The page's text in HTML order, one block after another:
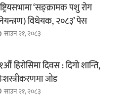
‘सङ्क्रामक पशु रोग
विधेयक, २०८३’ पेस
साउन २१, २०८३
हिरोसिमा दिवस : दिगो शान्ति,
जोड
साउन २१, २०८३